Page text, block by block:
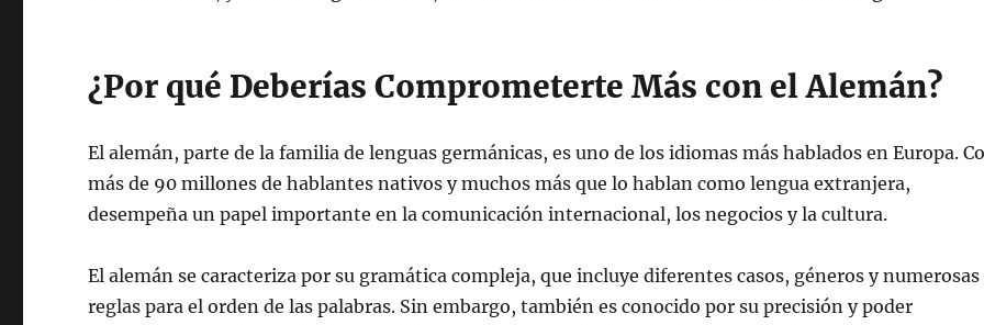
¿Por qué Deberías Comprometerte Más con el Alemán?
El alemán, parte de la familia de lenguas germánicas, es uno de los idiomas más hablados en Europa.
más de 90 millones de hablantes nativos y muchos más que lo hablan como lengua extranjera,
desempeña un papel importante en la comunicación internacional, los negocios y la cultura.
El alemán se caracteriza por su gramática compleja, que incluye diferentes casos, géneros y numerosas
reglas para el orden de las palabras. Sin embargo, también es conocido por su precisión y poder